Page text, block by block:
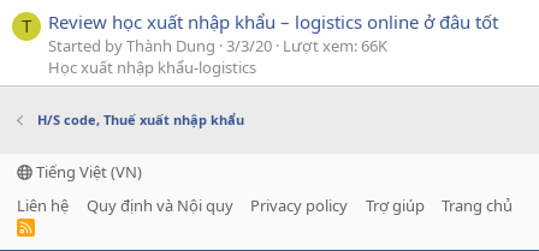
T Review học xuất nhập khẩu – logistics online ở đâu tốt
Started by Thành Dung 3/3/20 Lượt xem: 66K
Học xuất nhập khẩu-logistics
H/S code, Thuế xuất nhập khẩu
Tiếng Việt (VN)
Liên hệ
Quy định và Nội quy Privacy policy Trợ giúp Trang chủ
R